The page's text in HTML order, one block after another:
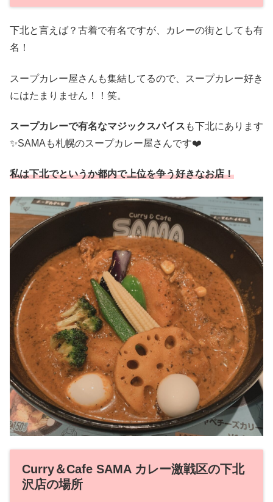
下北と言えば？古着で有名ですが、カレーの街としても有
名！
スープカレー屋さんも集結してるので、スープカレー好き
にはたまりません！！笑。
スープカレーで有名なマジックスパイス も下北にあります
✨SAMAも札幌のスープカレー屋さんです❤️
私は下北でというか都内で上位を争う好きなお店！
Curry＆Cafe SAMA カレー激戦区の下北
沢店の場所